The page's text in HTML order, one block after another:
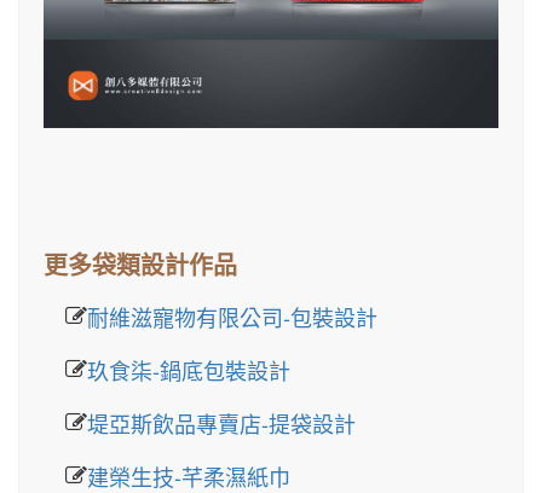
更多袋類設計作品
耐維滋寵物有限公司-包裝設計
玖食柒-鍋底包裝設計
堤亞斯飲品專賣店-提袋設計
建榮生技-芊柔濕紙巾